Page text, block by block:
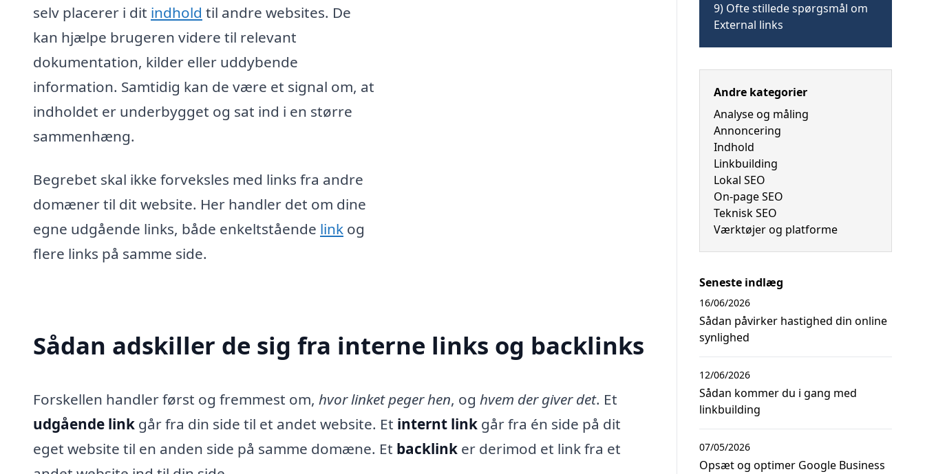
selv placerer i dit indhold til andre websites. De
kan hjælpe brugeren videre til relevant
dokumentation, kilder eller uddybende
information. Samtidig kan de være et signal om, at
indholdet er underbygget og sat ind i en større
sammenhæng.
Begrebet skal ikke forveksles med links fra andre
domæner til dit website. Her handler det om dine
egne udgående links, både enkeltstående link og
flere links på samme side.
Sådan adskiller de sig fra interne links og backlinks
Forskellen handler først og fremmest om, hvor linket peger hen, og hvem der giver det. Et
udgående link går fra din side til et andet website. Et internt link går fra én side på dit
eget website til en anden side på samme domæne. Et backlink er derimod et link fra et
9) Ofte stillede spørgsmål om
External links
Andre kategorier
Analyse og måling
Annoncering
Indhold
Linkbuilding
Lokal SEO
On-page SEO
Teknisk SEO
Værktøjer og platforme
Seneste indlæg
Sådan påvirker hastighed din online
synlighed
16/06/2026
Sådan kommer du i gang med
linkbuilding
12/06/2026
Opsæt og optimer Google Business
07/05/2026